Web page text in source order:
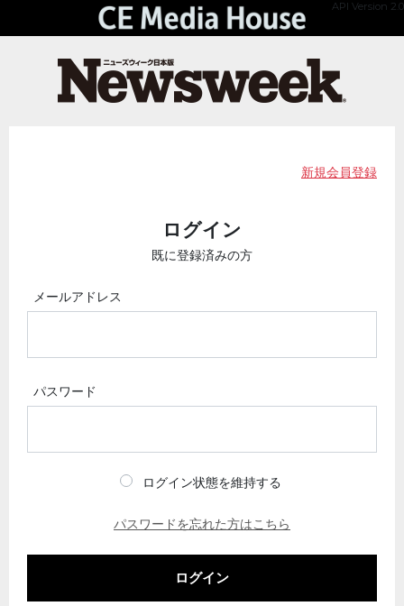
API Version 2.0
新規会員登録
ログイン
既に登録済みの方
メールアドレス
パスワード
ログイン状態を維持する
パスワードを忘れた方はこちら
ログイン